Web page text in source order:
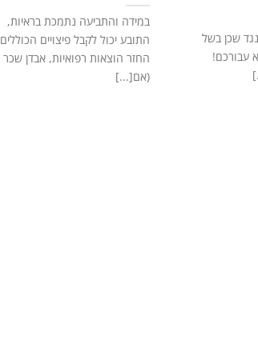
שכן בשל
עבורכם!
במידה והתביעה נתמכת בראיות,
התובע יכול לקבל פיצויים הכוללים
החזר הוצאות רפואיות, אבדן שכר
(אם[...]